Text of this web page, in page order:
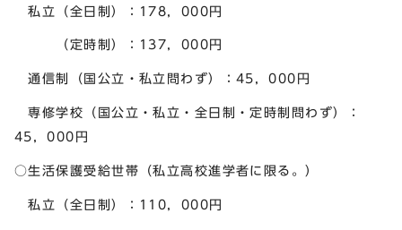
私立（全日制）：178，000円
（定時制）：137，000円
通信制（国公立・私立問わず）：45，000円
専修学校（国公立・私立・全日制・定時制問わず）：
45，000円
○生活保護受給世帯（私立高校進学者に限る。）
私立（全日制）：110，000円